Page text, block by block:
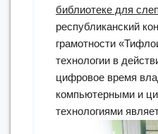
библиотеке для
республиканский
грамотности
технологии в
цифровое время
компьютерными и
технологиями